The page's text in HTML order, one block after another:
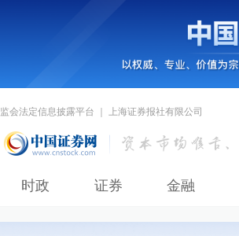
会法定信息披露平台 ｜ 上海证券报社有限公司
时政 证券 金融